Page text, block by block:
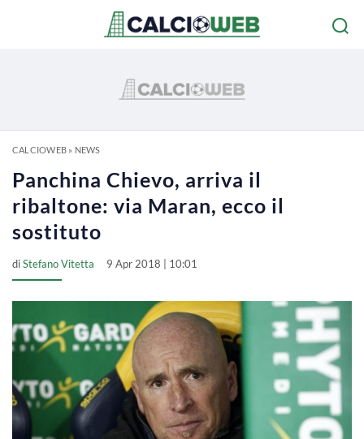
CALCIOWEB» NEWS
Panchina Chievo, arriva il
ribaltone: via Maran, ecco il
sostituto
diStefano Vitetta 9 Apr 2018 | 10:01